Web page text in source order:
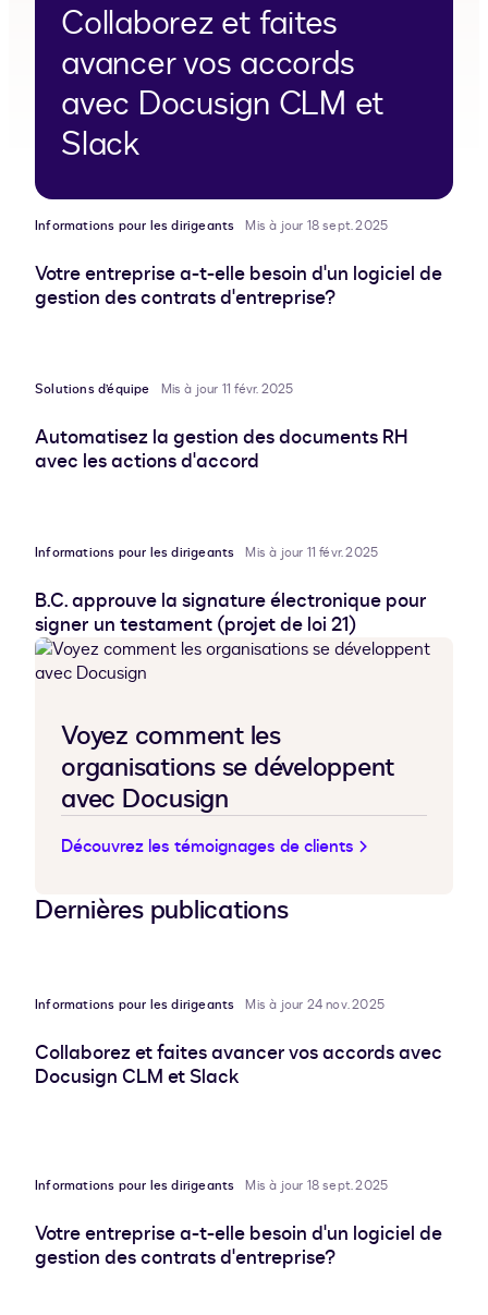
Collaborez et faites
avancer vos accords
avec Docusign CLM et
Slack
Informations pour les dirigeants Mis à jour 18 sept. 2025
Votre entreprise a-t-elle besoin d'un logiciel de
gestion des contrats d'entreprise?
Solutions d’équipe Mis à jour 11 févr. 2025
Automatisez la gestion des documents RH
avec les actions d'accord
Informations pour les dirigeants Mis à jour 11 févr. 2025
B.C. approuve la signature électronique pour
signer un testament (projet de loi 21)
Voyez comment les
organisations se développent
avec Docusign
Découvrez les témoignages de clients
Dernières publications
Informations pour les dirigeants Mis à jour 24 nov. 2025
Collaborez et faites avancer vos accords avec
Docusign CLM et Slack
Informations pour les dirigeants Mis à jour 18 sept. 2025
Votre entreprise a-t-elle besoin d'un logiciel de
gestion des contrats d'entreprise?